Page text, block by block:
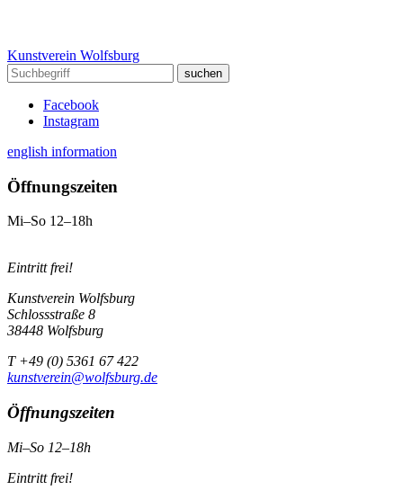
Kunstverein Wolfsburg
Facebook
Instagram
english information
Öffnungszeiten
Mi–So 12–18h
Eintritt frei!
Kunstverein Wolfsburg
Schlossstraße 8
38448 Wolfsburg
T +49 (0) 5361 67 422
kunstverein@wolfsburg.de
Öffnungszeiten
Mi–So 12–18h
Eintritt frei!